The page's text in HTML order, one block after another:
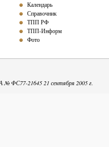
Календарь
Справочник
ТПП РФ
ТПП-Информ
Фото
№ ФС77-21645 21 сентября 2005 г.